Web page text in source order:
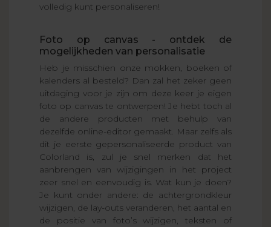
volledig kunt personaliseren!
Foto op canvas - ontdek de
mogelijkheden van personalisatie
Heb je misschien onze mokken, boeken of
kalenders al besteld? Dan zal het zeker geen
uitdaging voor je zijn om deze keer je eigen
foto op canvas te ontwerpen! Je hebt toch al
de andere producten met behulp van
dezelfde online-editor gemaakt. Maar zelfs als
dit je eerste gepersonaliseerde product van
Colorland is, zul je snel merken dat het
aanbrengen van wijzigingen in het project
zeer snel en eenvoudig is. Wat kun je doen?
Je kunt onder andere: de achtergrondkleur
wijzigen, de lay-outs veranderen, het aantal en
de positie van foto’s wijzigen, teksten of